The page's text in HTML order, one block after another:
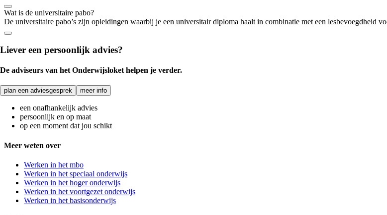
Wat is de universitaire pabo?
De universitaire pabo’s zijn opleidingen waarbij je een universitair diploma haalt in combinatie met een lesbevoegdheid
Liever een persoonlijk advies?
De adviseurs van het Onderwijsloket helpen je verder.
plan een adviesgesprek meer info
een onafhankelijk advies
persoonlijk en op maat
op een moment dat jou schikt
Meer weten over
Werken in het mbo
Werken in het speciaal onderwijs
Werken in het hoger onderwijs
Werken in het voortgezet onderwijs
Werken in het basisonderwijs